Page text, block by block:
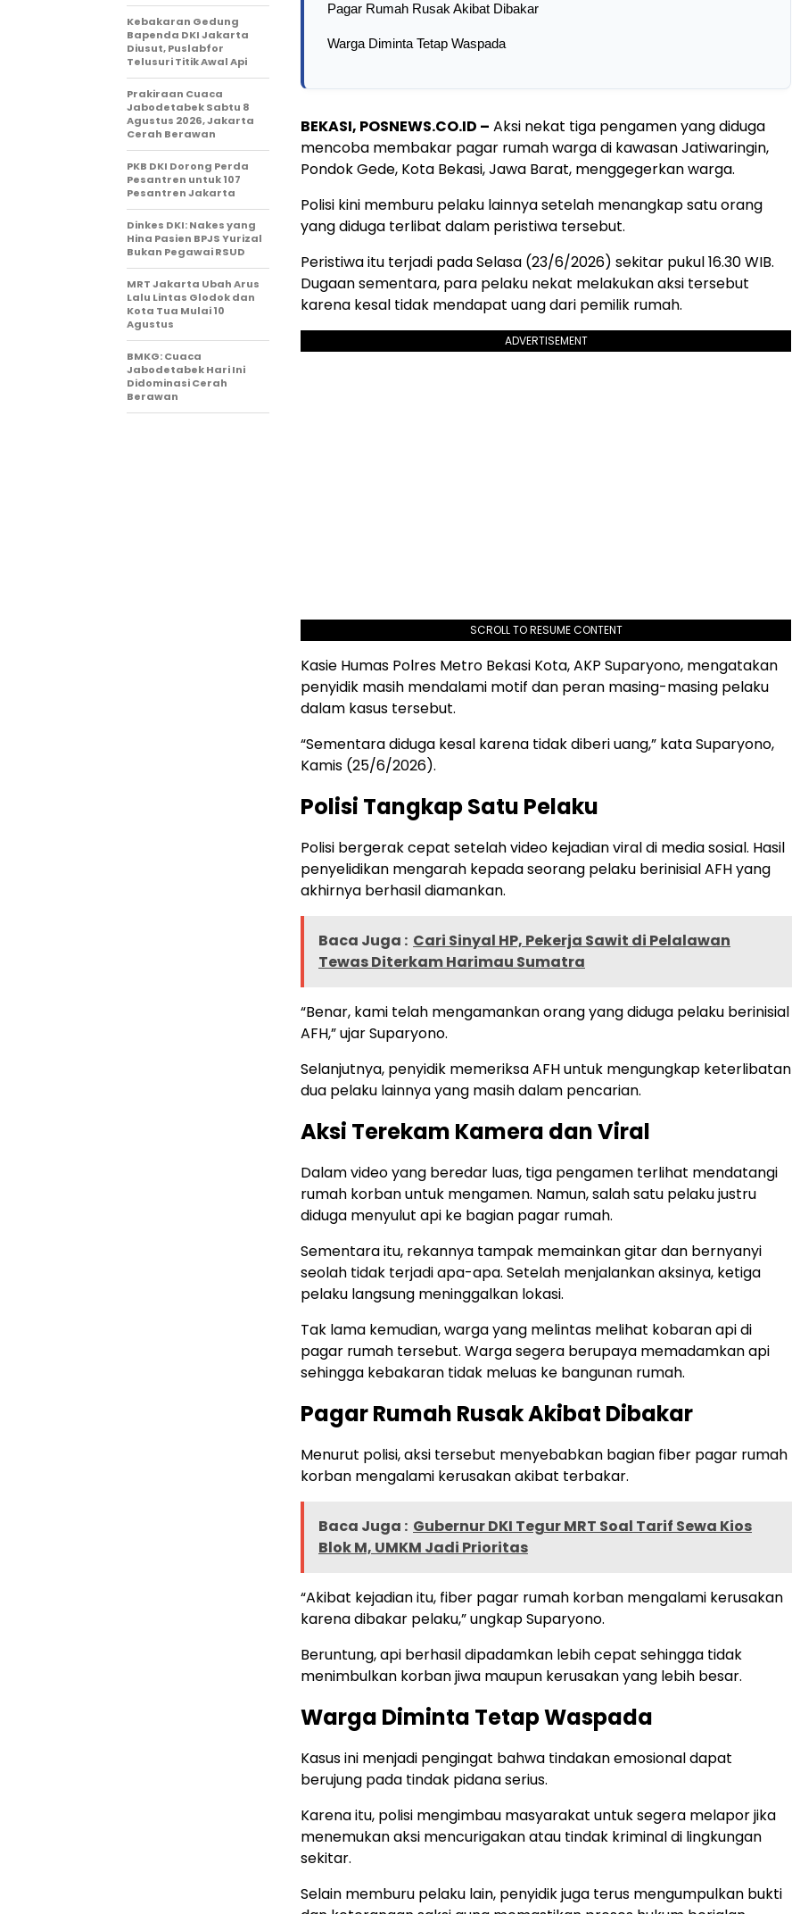
Pagar Rumah Rusak Akibat Dibakar
Warga Diminta Tetap Waspada
BEKASI, POSNEWS.CO.ID – Aksi nekat tiga pengamen yang diduga
mencoba membakar pagar rumah warga di kawasan Jatiwaringin,
Pondok Gede, Kota Bekasi, Jawa Barat, menggegerkan warga.
Polisi kini memburu pelaku lainnya setelah menangkap satu orang
yang diduga terlibat dalam peristiwa tersebut.
Peristiwa itu terjadi pada Selasa (23/6/2026) sekitar pukul 16.30 WIB.
Dugaan sementara, para pelaku nekat melakukan aksi tersebut
karena kesal tidak mendapat uang dari pemilik rumah.
ADVERTISEMENT
SCROLL TO RESUME CONTENT
Kasie Humas Polres Metro Bekasi Kota, AKP Suparyono, mengatakan
penyidik masih mendalami motif dan peran masing-masing pelaku
dalam kasus tersebut.
“Sementara diduga kesal karena tidak diberi uang,” kata Suparyono,
Kamis (25/6/2026).
Polisi Tangkap Satu Pelaku
Polisi bergerak cepat setelah video kejadian viral di media sosial. Hasil
penyelidikan mengarah kepada seorang pelaku berinisial AFH yang
akhirnya berhasil diamankan.
Baca Juga : Cari Sinyal HP, Pekerja Sawit di Pelalawan
Tewas Diterkam Harimau Sumatra
“Benar, kami telah mengamankan orang yang diduga pelaku berinisial
AFH,” ujar Suparyono.
Selanjutnya, penyidik memeriksa AFH untuk mengungkap keterlibatan
dua pelaku lainnya yang masih dalam pencarian.
Aksi Terekam Kamera dan Viral
Dalam video yang beredar luas, tiga pengamen terlihat mendatangi
rumah korban untuk mengamen. Namun, salah satu pelaku justru
diduga menyulut api ke bagian pagar rumah.
Sementara itu, rekannya tampak memainkan gitar dan bernyanyi
seolah tidak terjadi apa-apa. Setelah menjalankan aksinya, ketiga
pelaku langsung meninggalkan lokasi.
Tak lama kemudian, warga yang melintas melihat kobaran api di
pagar rumah tersebut. Warga segera berupaya memadamkan api
sehingga kebakaran tidak meluas ke bangunan rumah.
Pagar Rumah Rusak Akibat Dibakar
Menurut polisi, aksi tersebut menyebabkan bagian fiber pagar rumah
korban mengalami kerusakan akibat terbakar.
Baca Juga : Gubernur DKI Tegur MRT Soal Tarif Sewa Kios
Blok M, UMKM Jadi Prioritas
“Akibat kejadian itu, fiber pagar rumah korban mengalami kerusakan
karena dibakar pelaku,” ungkap Suparyono.
Beruntung, api berhasil dipadamkan lebih cepat sehingga tidak
menimbulkan korban jiwa maupun kerusakan yang lebih besar.
Warga Diminta Tetap Waspada
Kasus ini menjadi pengingat bahwa tindakan emosional dapat
berujung pada tindak pidana serius.
Karena itu, polisi mengimbau masyarakat untuk segera melapor jika
menemukan aksi mencurigakan atau tindak kriminal di lingkungan
sekitar.
Selain memburu pelaku lain, penyidik juga terus mengumpulkan bukti
Kebakaran Gedung
Bapenda DKI Jakarta
Diusut, Puslabfor
Telusuri Titik Awal Api
Prakiraan Cuaca
Jabodetabek Sabtu 8
Agustus 2026, Jakarta
Cerah Berawan
PKB DKI Dorong Perda
Pesantren untuk 107
Pesantren Jakarta
Dinkes DKI: Nakes yang
Hina Pasien BPJS Yurizal
Bukan Pegawai RSUD
MRT Jakarta Ubah Arus
Lalu Lintas Glodok dan
Kota Tua Mulai 10
Agustus
BMKG: Cuaca
Jabodetabek Hari Ini
Didominasi Cerah
Berawan